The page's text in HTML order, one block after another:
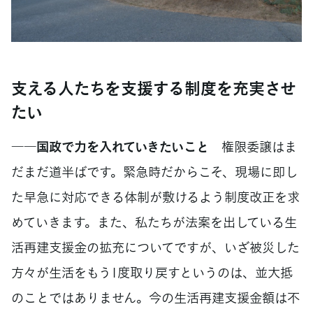
支える人たちを支援する制度を充実させ
たい
――国政で力を入れていきたいこと
権限委譲はま
だまだ道半ばです。緊急時だからこそ、現場に即し
た早急に対応できる体制が敷けるよう制度改正を求
めていきます。また、私たちが法案を出している生
活再建支援金の拡充についてですが、いざ被災した
方々が生活をもう1度取り戻すというのは、並大抵
のことではありません。今の生活再建支援金額は不